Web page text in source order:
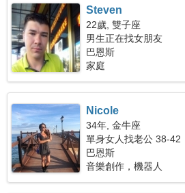
Steven
22歲, 雙子座
男生正在找女朋友
巴恩斯
家庭
Nicole
34年, 金牛座
單身女人找老公 38-42
巴恩斯
音樂創作，機器人